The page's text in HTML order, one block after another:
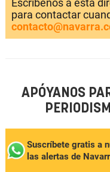
Escríbenos a esta
para contactar
APÓYANOS
Suscríbete gratis a
las alertas de